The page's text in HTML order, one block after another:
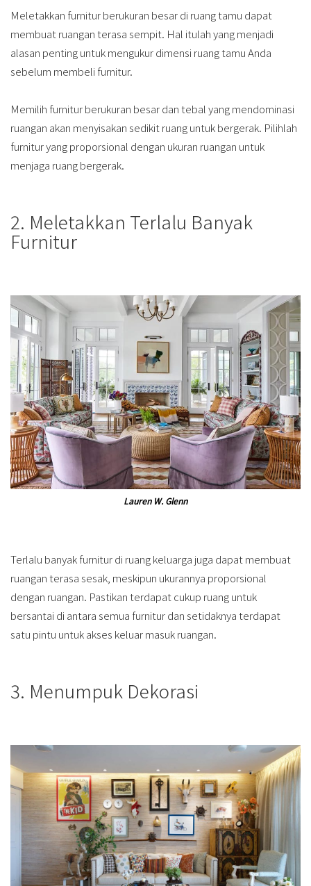
Meletakkan furnitur berukuran besar di ruang tamu dapat
membuat ruangan terasa sempit. Hal itulah yang menjadi
alasan penting untuk mengukur dimensi ruang tamu Anda
sebelum membeli furnitur.
Memilih furnitur berukuran besar dan tebal yang mendominasi
ruangan akan menyisakan sedikit ruang untuk bergerak. Pilihlah
furnitur yang proporsional dengan ukuran ruangan untuk
menjaga ruang bergerak.
2. Meletakkan Terlalu Banyak
Furnitur
Lauren W. Glenn
Terlalu banyak furnitur di ruang keluarga juga dapat membuat
ruangan terasa sesak, meskipun ukurannya proporsional
dengan ruangan. Pastikan terdapat cukup ruang untuk
bersantai di antara semua furnitur dan setidaknya terdapat
satu pintu untuk akses keluar masuk ruangan.
3. Menumpuk Dekorasi